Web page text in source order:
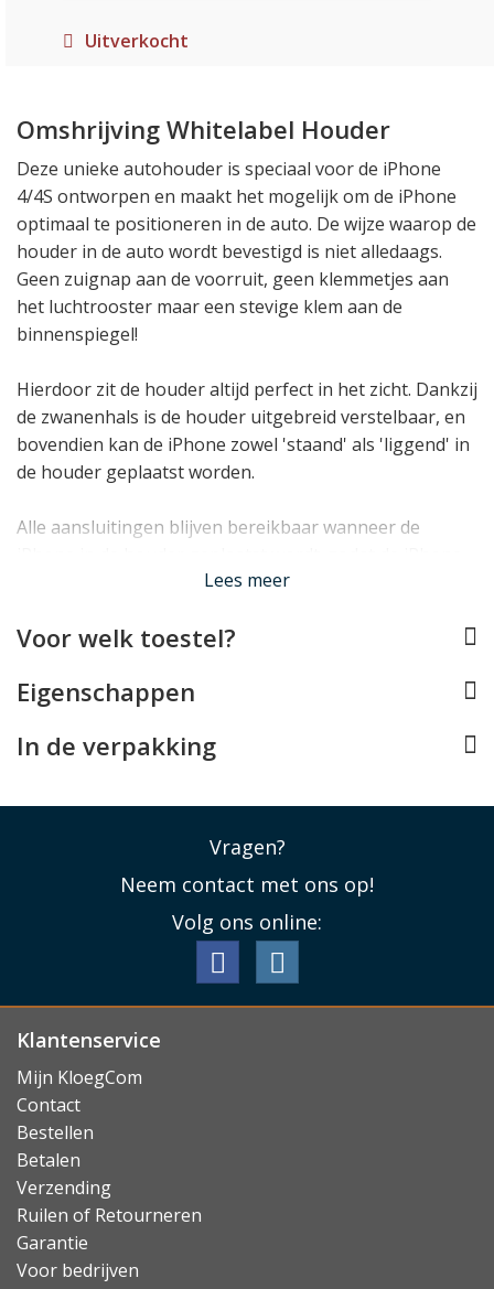
Uitverkocht
Omshrijving Whitelabel Houder
Deze unieke autohouder is speciaal voor de iPhone
4/4S ontworpen en maakt het mogelijk om de iPhone
optimaal te positioneren in de auto. De wijze waarop de
houder in de auto wordt bevestigd is niet alledaags.
Geen zuignap aan de voorruit, geen klemmetjes aan
het luchtrooster maar een stevige klem aan de
binnenspiegel!
Hierdoor zit de houder altijd perfect in het zicht. Dankzij
de zwanenhals is de houder uitgebreid verstelbaar, en
bovendien kan de iPhone zowel 'staand' als 'liggend' in
de houder geplaatst worden.
Alle aansluitingen blijven bereikbaar wanneer de
bijvoorbeeld gewoon kan worden bijgeladen en zelfs
iPhone 4/4S een optimale combinatie voor onderweg!
Lees meer
Voor welk toestel?
Eigenschappen
In de verpakking
Vragen?
Neem contact met ons op!
Volg ons online:
Klantenservice
Mijn KloegCom
Contact
Bestellen
Betalen
Verzending
Ruilen of Retourneren
Garantie
Voor bedrijven